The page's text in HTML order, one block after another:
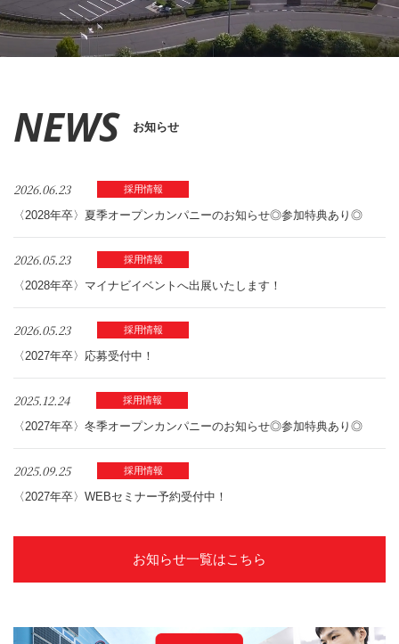
NEWS お知らせ
2026.06.23 採用情報
〈2028年卒〉夏季オープンカンパニーのお知らせ◎参加特典あり◎
2026.05.23 採用情報
〈2028年卒〉マイナビイベントへ出展いたします！
2026.05.23 採用情報
〈2027年卒〉応募受付中！
2025.12.24 採用情報
〈2027年卒〉冬季オープンカンパニーのお知らせ◎参加特典あり◎
2025.09.25 採用情報
〈2027年卒〉WEBセミナー予約受付中！
お知らせ一覧はこちら